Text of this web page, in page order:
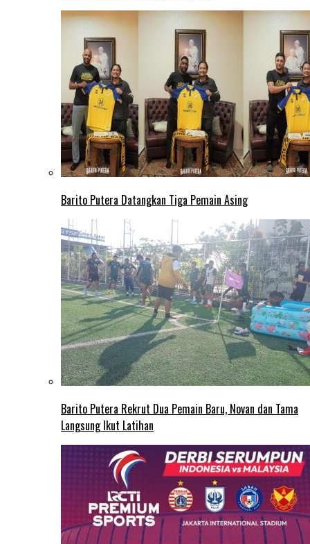
Barito Putera Datangkan Tiga Pemain Asing
Barito Putera Rekrut Dua Pemain Baru, Novan dan Tama
Langsung Ikut Latihan